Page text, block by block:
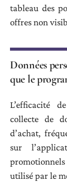
tableau des
offres non
Données
que le
L’efficacité
collecte de
d’achat,
sur
utilisé par le